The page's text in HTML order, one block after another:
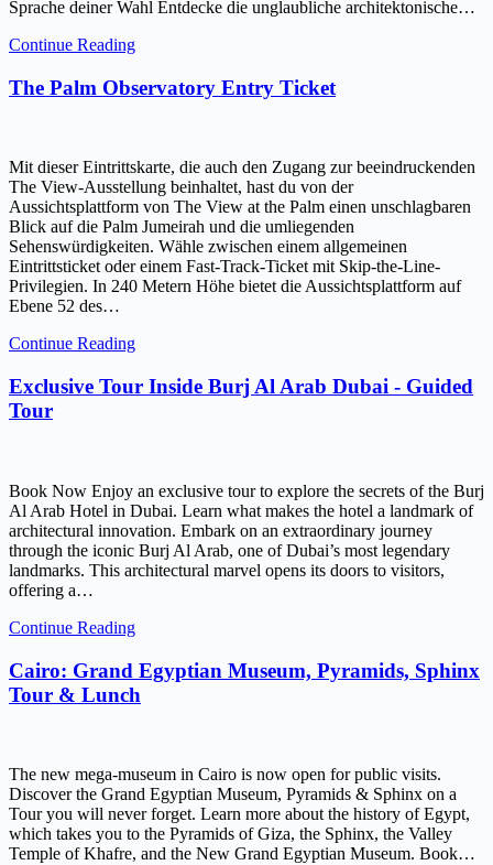
Sprache deiner Wahl Entdecke die unglaubliche architektonische…
Continue Reading
The Palm Observatory Entry Ticket
Mit dieser Eintrittskarte, die auch den Zugang zur beeindruckenden
The View-Ausstellung beinhaltet, hast du von der
Aussichtsplattform von The View at the Palm einen unschlagbaren
Blick auf die Palm Jumeirah und die umliegenden
Sehenswürdigkeiten. Wähle zwischen einem allgemeinen
Eintrittsticket oder einem Fast-Track-Ticket mit Skip-the-Line-
Privilegien. In 240 Metern Höhe bietet die Aussichtsplattform auf
Ebene 52 des…
Continue Reading
Exclusive Tour Inside Burj Al Arab Dubai - Guided
Tour
Book Now Enjoy an exclusive tour to explore the secrets of the Burj
Al Arab Hotel in Dubai. Learn what makes the hotel a landmark of
architectural innovation. Embark on an extraordinary journey
through the iconic Burj Al Arab, one of Dubai’s most legendary
landmarks. This architectural marvel opens its doors to visitors,
offering a…
Continue Reading
Cairo: Grand Egyptian Museum, Pyramids, Sphinx
Tour & Lunch
The new mega-museum in Cairo is now open for public visits.
Discover the Grand Egyptian Museum, Pyramids & Sphinx on a
Tour you will never forget. Learn more about the history of Egypt,
which takes you to the Pyramids of Giza, the Sphinx, the Valley
Temple of Khafre, and the New Grand Egyptian Museum. Book…